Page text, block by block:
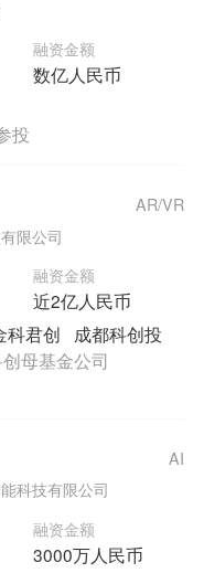
融资金额
数亿人民币
投
限公司
融资金额
近2亿人民币
AR/VR
科君创
成都科创投
母基金公司
科技有限公司
融资金额
3000万人民币
AI